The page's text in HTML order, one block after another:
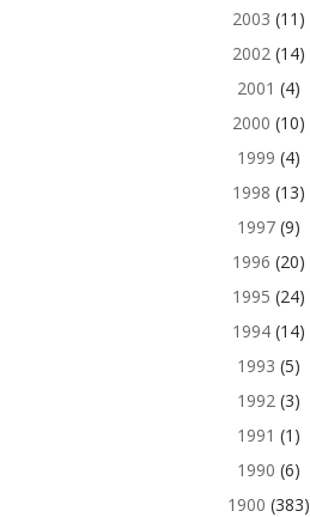
2003 (11)
2002(14)
2001 (4)
2000 (10)
1999 (4)
1998 (13)
1997(9)
1996 (20)
1995 (24)
1994(14)
1993 (5)
1992(3)
1991 (1)
1990 (6)
1900 (383)